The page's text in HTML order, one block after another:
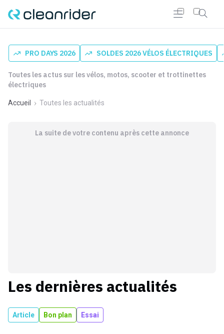
PRO DAYS 2026 SOLDES 2026 VÉLOS ÉLECTRIQUES
Toutes les actus sur les vélos, motos, scooter et trottinettes
électriques
Accueil Toutes les actualités
La suite de votre contenu après cette annonce
Les dernières actualités
Article Bon plan Essai